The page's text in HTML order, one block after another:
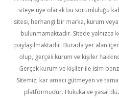
siteye üye olarak bu sorumluluğu
sitesi, herhangi bir marka, kurum veya
bulunmamaktadır. Sitede yalnızca
paylaşılmaktadır. Burada yer alan
olup, gerçek kurum ve kişiler
Gerçek kurum ve kişiler ile isim
Sitemiz, kar amacı gütmeyen ve
platformudur. Hukuka ve yasal